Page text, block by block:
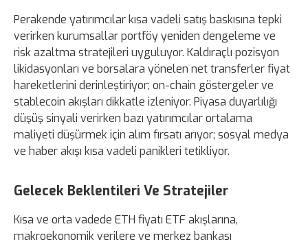
Perakende yatırımcılar kısa vadeli satış baskısına tepki
verirken kurumsallar portföy yeniden dengeleme ve
risk azaltma stratejileri uyguluyor. Kaldıraçlı pozisyon
likidasyonları ve borsalara yönelen net transferler fiyat
hareketlerini derinleştiriyor; on-chain göstergeler ve
stablecoin akışları dikkatle izleniyor. Piyasa duyarlılığı
düşüş sinyali verirken bazı yatırımcılar ortalama
maliyeti düşürmek için alım fırsatı arıyor; sosyal medya
ve haber akışı kısa vadeli panikleri tetikliyor.
Gelecek Beklentileri Ve Stratejiler
Kısa ve orta vadede ETH fiyatı ETF akışlarına,
makroekonomik verilere ve merkez bankası